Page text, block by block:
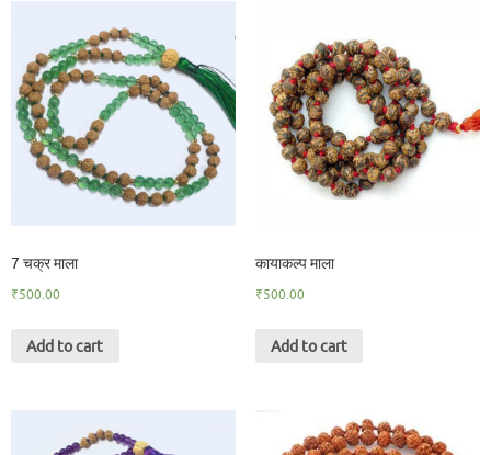
7 चक्र माला
₹500.00
Add to cart
कायाकल्प माला
₹500.00
Add to cart